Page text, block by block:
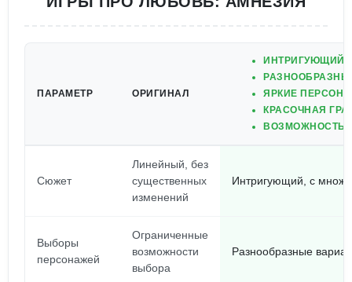
ПАРАМЕТР ОРИГИНАЛ
ИНТРИГУЮЩИЙ
ЯРКИЕ
КРАСОЧНАЯ
ВОЗМОЖНОСТЬ
Сюжет
Линейный, без
существенных
изменений
Интригующий, с
Выборы
персонажей
Ограниченные
возможности
выбора
Разнообразные